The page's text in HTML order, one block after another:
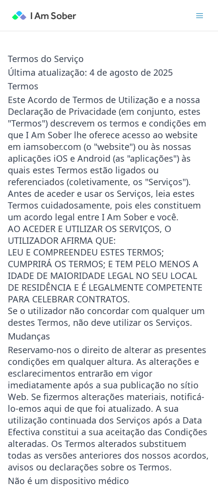
Termos do Serviço
Última atualização: 4 de agosto de 2025
Termos
Este Acordo de Termos de Utilização e a nossa
Declaração de Privacidade (em conjunto, estes
"Termos") descrevem os termos e condições em
que I Am Sober lhe oferece acesso ao website
em iamsober.com (o "website") ou às nossas
aplicações iOS e Android (as "aplicações") às
quais estes Termos estão ligados ou
referenciados (coletivamente, os "Serviços").
Antes de aceder e usar os Serviços, leia estes
Termos cuidadosamente, pois eles constituem
um acordo legal entre I Am Sober e você.
AO ACEDER E UTILIZAR OS SERVIÇOS, O
UTILIZADOR AFIRMA QUE:
LEU E COMPREENDEU ESTES TERMOS;
CUMPRIRÁ OS TERMOS; E TEM PELO MENOS A
IDADE DE MAIORIDADE LEGAL NO SEU LOCAL
DE RESIDÊNCIA E É LEGALMENTE COMPETENTE
PARA CELEBRAR CONTRATOS.
Se o utilizador não concordar com qualquer um
destes Termos, não deve utilizar os Serviços.
Mudanças
Reservamo-nos o direito de alterar as presentes
condições em qualquer altura. As alterações e
esclarecimentos entrarão em vigor
imediatamente após a sua publicação no sítio
Web. Se fizermos alterações materiais, notificá-
lo-emos aqui de que foi atualizado. A sua
utilização continuada dos Serviços após a Data
Efectiva constitui a sua aceitação das Condições
alteradas. Os Termos alterados substituem
todas as versões anteriores dos nossos acordos,
avisos ou declarações sobre os Termos.
Não é um dispositivo médico